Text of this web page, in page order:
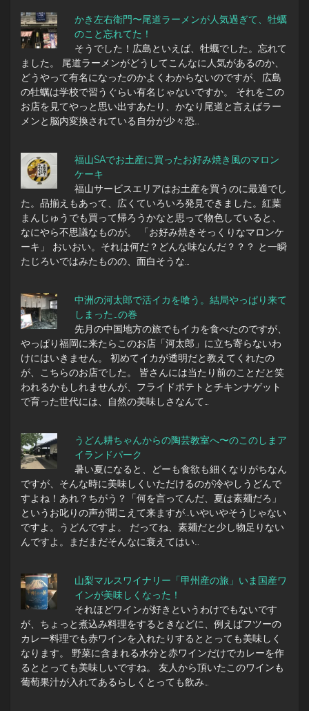
かき左右衛門〜尾道ラーメンが人気過ぎて、牡蠣
のこと忘れてた！
そうでした！広島といえば、牡蠣でした。忘れて
ました。 尾道ラーメンがどうしてこんなに人気があるのか、
どうやって有名になったのかよくわからないのですが、広島
の牡蠣は学校で習うぐらい有名じゃないですか。 それをこの
お店を見てやっと思い出すあたり、かなり尾道と言えばラー
メンと脳内変換されている自分が少々恐…
福山SAでお土産に買ったお好み焼き風のマロン
ケーキ
福山サービスエリアはお土産を買うのに最適でし
た。品揃えもあって、広くていろいろ発見できました。紅葉
まんじゅうでも買って帰ろうかなと思って物色していると、
なにやら不思議なものが。 「お好み焼きそっくりなマロンケ
ーキ」 おいおい。それは何だ？どんな味なんだ？？？ と一瞬
たじろいではみたものの、面白そうな…
中洲の河太郎で活イカを喰う。結局やっぱり来て
しまった…の巻
先月の中国地方の旅でもイカを食べたのですが、
やっぱり福岡に来たらこのお店「河太郎」に立ち寄らないわ
けにはいきません。 初めてイカが透明だと教えてくれたの
が、こちらのお店でした。 皆さんには当たり前のことだと笑
われるかもしれませんが、フライドポテトとチキンナゲット
で育った世代には、自然の美味しさなんて…
うどん耕ちゃんからの陶芸教室へ〜のこのしまア
イランドパーク
暑い夏になると、どーも食欲も細くなりがちなん
ですが、そんな時に美味しくいただけるのが冷やしうどんで
すよね！あれ？ちがう？「何を言ってんだ、夏は素麺だろ」
というお叱りの声が聞こえて来ますが…いやいやそうじゃない
ですよ。うどんですよ。 だってね、素麺だと少し物足りない
んですよ。まだまだそんなに衰えてはい…
山梨マルスワイナリー「甲州産の旅」いま国産ワ
インが美味しくなった！
それほどワインが好きというわけでもないです
が、ちょっと煮込み料理をするときなどに、例えばフツーの
カレー料理でも赤ワインを入れたりするととっても美味しく
なります。 野菜に含まれる水分と赤ワインだけでカレーを作
るととっても美味しいですね。 友人から頂いたこのワインも
葡萄果汁が入れてあるらしくとっても飲み…